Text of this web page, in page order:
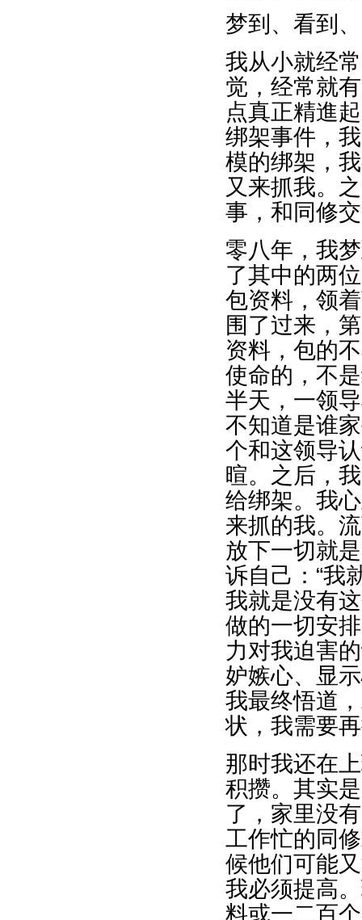
梦到、看到
我从小就经
觉，经常就
点真正精進
绑架事件，
模的绑架，
又来抓我。
事，和同修
零八年，我
了其中的两
包资料，领
围了过来，
资料，包的
使命的，不
半天，一领
不知道是谁
个和这领导
暄。之后，
给绑架。我
来抓的我。
放下一切就
诉自己：“我
我就是没有
做的一切安
力对我迫害
妒嫉心、显
我最终悟道
状，我需要
那时我还在
积攒。其实
了，家里没
工作忙的同
候他们可能
我必须提高
料或一二百